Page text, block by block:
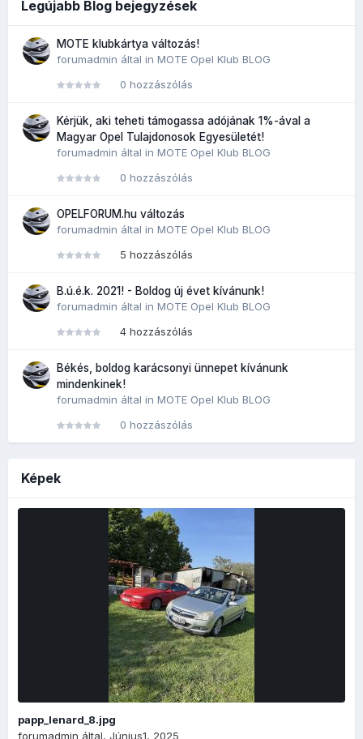
Legújabb Blog bejegyzések
MOTE klubkártya változás!
forumadmin által in MOTE Opel Klub BLOG
0 hozzászólás
Kérjük, aki teheti támogassa adójának 1%-ával a
Magyar Opel Tulajdonosok Egyesületét!
forumadmin által in MOTE Opel Klub BLOG
0 hozzászólás
OPELFORUM.hu változás
forumadmin által in MOTE Opel Klub BLOG
5 hozzászólás
B.ú.é.k. 2021! - Boldog új évet kívánunk!
forumadmin által in MOTE Opel Klub BLOG
4 hozzászólás
Békés, boldog karácsonyi ünnepet kívánunk
mindenkinek!
forumadmin által in MOTE Opel Klub BLOG
0 hozzászólás
Képek
papp_lenard_8.jpg
forumadmin által, Június1, 2025